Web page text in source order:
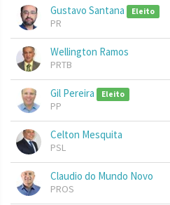
Gustavo Santana Eleito
PR
Wellington Ramos
PRTB
Gil Pereira Eleito
PP
Celton Mesquita
PSL
Claudio do Mundo Novo
PROS